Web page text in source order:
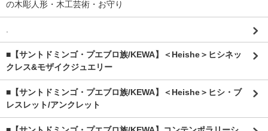
の木彫人形・木工芸術・お守り
■【サントドミンゴ・プエブロ族/KEWA】＜Heishe＞ヒシネッ
クレス&モザイクジュエリー
■【サントドミンゴ・プエブロ族/KEWA】＜Heishe＞ヒシ・ブ
レスレット/アンクレット